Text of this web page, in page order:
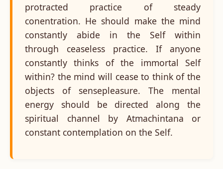
protracted practice of steady
conentration. He should make the mind
constantly abide in the Self within
through ceaseless practice. If anyone
constantly thinks of the immortal Self
within? the mind will cease to think of the
objects of sensepleasure. The mental
energy should be directed along the
spiritual channel by Atmachintana or
constant contemplation on the Self.